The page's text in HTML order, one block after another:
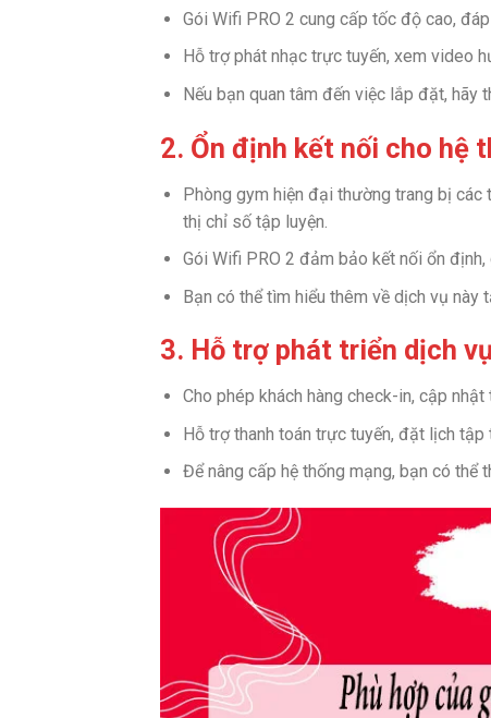
Gói Wifi PRO 2 cung cấp tốc độ cao,
Hỗ trợ phát nhạc trực tuyến, xem video
Nếu bạn quan tâm đến việc lắp đặt, hãy
2. Ổn định kết nối cho hệ
Phòng gym hiện đại thường trang bị các
thị chỉ số tập luyện.
Gói Wifi PRO 2 đảm bảo kết nối ổn
Bạn có thể tìm hiểu thêm về dịch vụ này
3. Hỗ trợ phát triển dịch
Cho phép khách hàng check-in, cập
Hỗ trợ thanh toán trực tuyến, đặt lịch tập
Để nâng cấp hệ thống mạng, bạn có thể